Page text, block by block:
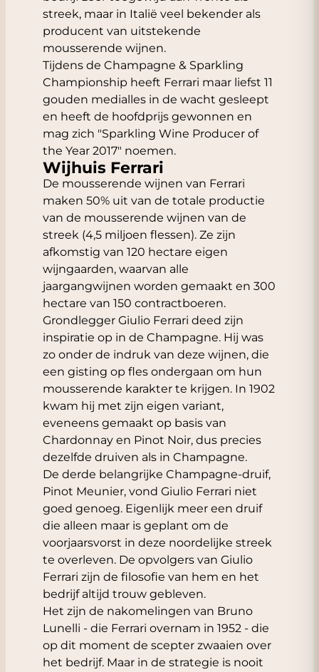
streek, maar in Italië veel bekender als
producent van uitstekende
mousserende wijnen.
Tijdens de Champagne & Sparkling
Championship heeft Ferrari maar liefst 11
gouden medialles in de wacht gesleept
en heeft de hoofdprijs gewonnen en
mag zich "Sparkling Wine Producer of
the Year 2017" noemen.
Wijhuis Ferrari
De mousserende wijnen van Ferrari
maken 50% uit van de totale productie
van de mousserende wijnen van de
streek (4,5 miljoen flessen). Ze zijn
afkomstig van 120 hectare eigen
wijngaarden, waarvan alle
jaargangwijnen worden gemaakt en 300
hectare van 150 contractboeren.
Grondlegger Giulio Ferrari deed zijn
inspiratie op in de Champagne. Hij was
zo onder de indruk van deze wijnen, die
een gisting op fles ondergaan om hun
mousserende karakter te krijgen. In 1902
kwam hij met zijn eigen variant,
eveneens gemaakt op basis van
Chardonnay en Pinot Noir, dus precies
dezelfde druiven als in Champagne.
De derde belangrijke Champagne-druif,
Pinot Meunier, vond Giulio Ferrari niet
goed genoeg. Eigenlijk meer een druif
die alleen maar is geplant om de
voorjaarsvorst in deze noordelijke streek
te overleven. De opvolgers van Giulio
Ferrari zijn de filosofie van hem en het
bedrijf altijd trouw gebleven.
Het zijn de nakomelingen van Bruno
Lunelli - die Ferrari overnam in 1952 - die
op dit moment de scepter zwaaien over
het bedrijf. Maar in de strategie is nooit